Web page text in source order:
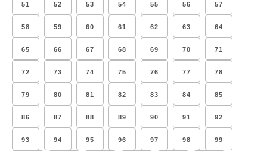
51 52 53 54 55 56 57
58 59 60 61 62 63 64
65 66 67 68 69 70 71
72 73 74 75 76 77 78
79 80 81 82 83 84 85
86 87 88 89 90 91 92
93 94 95 96 97 98 99